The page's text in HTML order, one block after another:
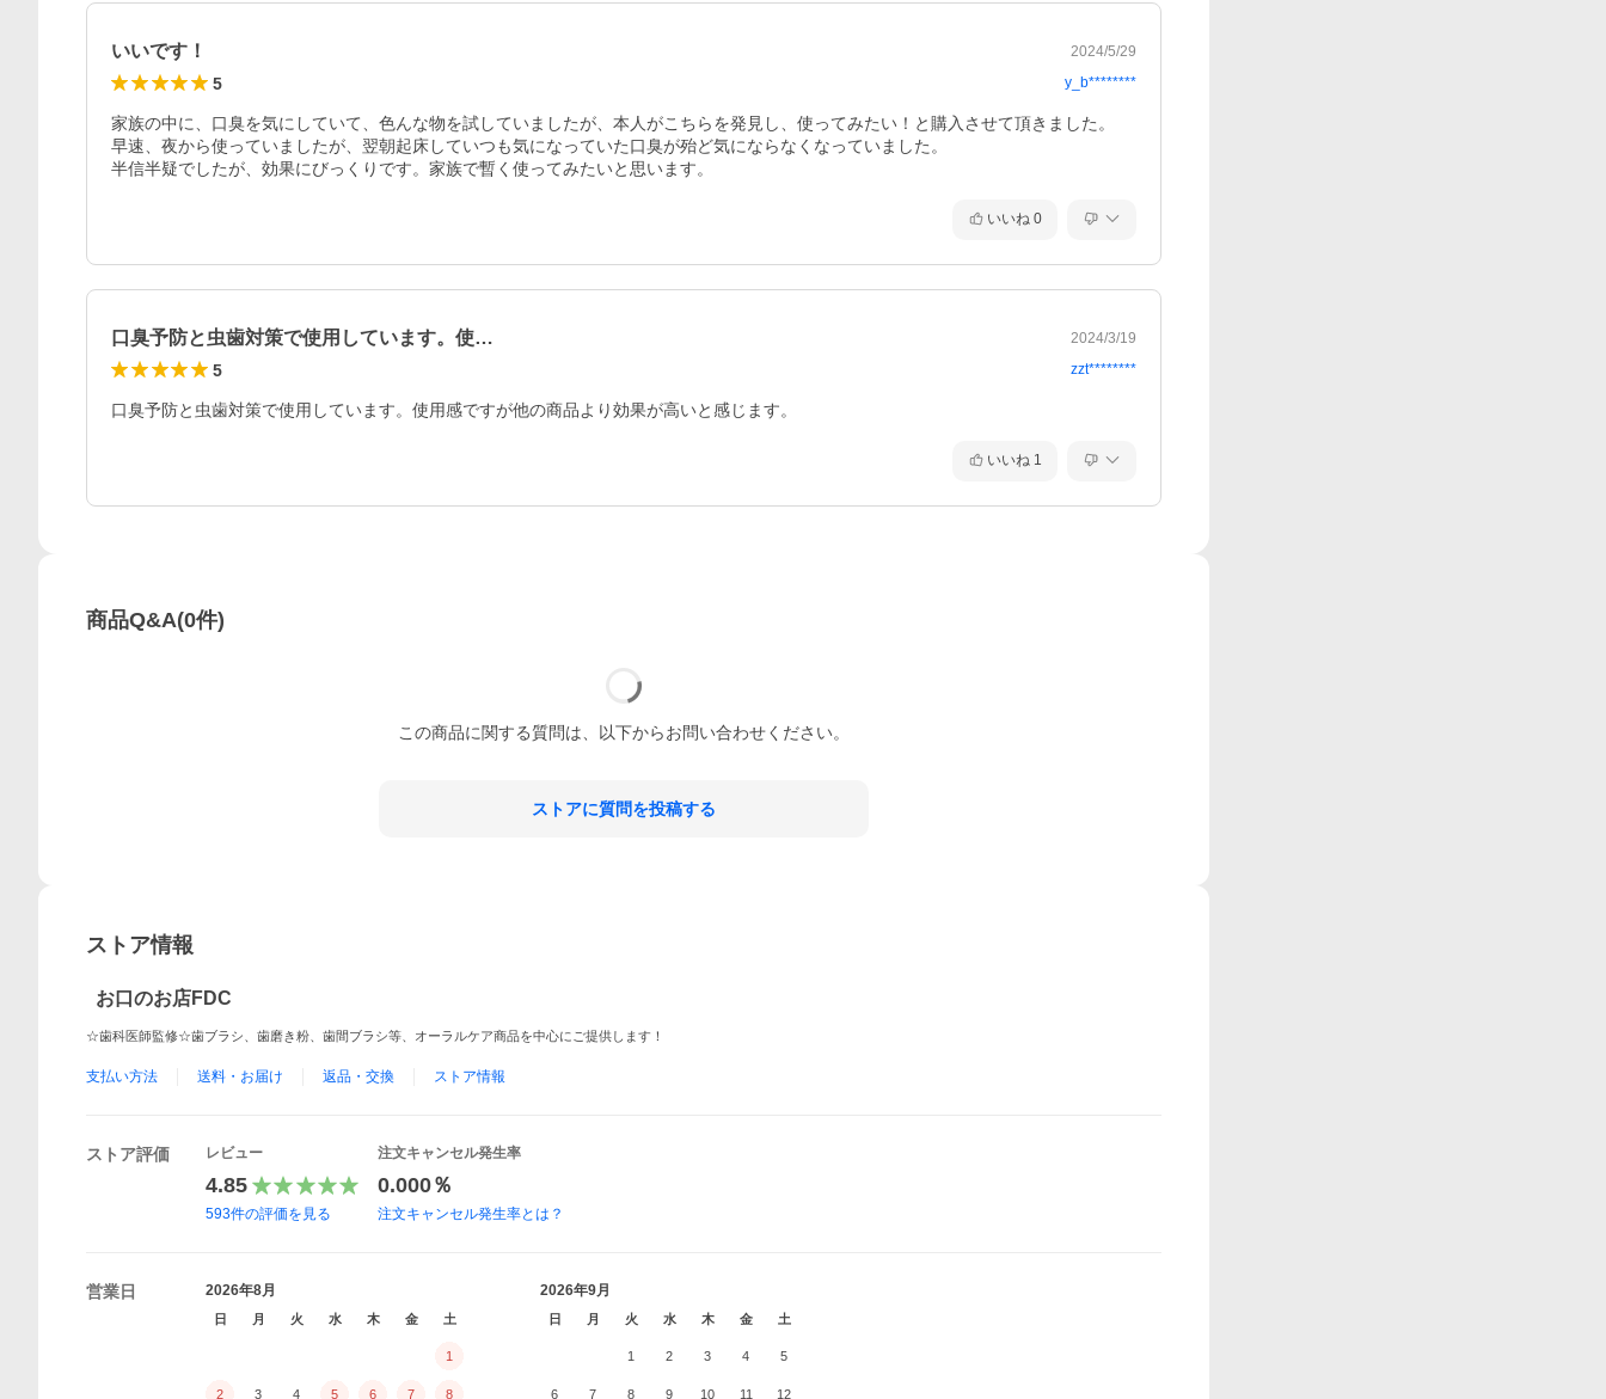
いいです！ 2024/5/29
5 y_b********
家族の中に、口臭を気にしていて、色んな物を試していましたが、本人がこちらを発見し、使ってみたい！と購入させて頂きました。
早速、夜から使っていましたが、翌朝起床していつも気になっていた口臭が殆ど気にならなくなっていました。
半信半疑でしたが、効果にびっくりです。家族で暫く使ってみたいと思います。
いいね 0
口臭予防と虫歯対策で使用しています。使… 2024/3/19
5 zzt********
口臭予防と虫歯対策で使用しています。使用感ですが他の商品より効果が高いと感じます。
いいね 1
商品Q&A(0件)
この商品に関する質問は、以下からお問い合わせください。
ストアに質問を投稿する
ストア情報
お口のお店FDC
☆歯科医師監修☆歯ブラシ、歯磨き粉、歯間ブラシ等、オーラルケア商品を中心にご提供します！
支払い方法 送料・お届け 返品・交換 ストア情報
ストア評価 レビュー
4.85
593件の評価を見る
注文キャンセル発生率
0.000％
注文キャンセル発生率とは？
営業日 2026年8月
日 月 火 水 木 金 土
1
2 3 4 5 6 7 8
2026年9月
日 月 火 水 木 金 土
1 2 3 4 5
6 7 8 9 10 11 12